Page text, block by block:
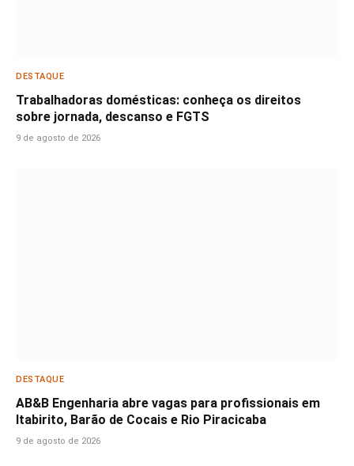
DESTAQUE
Trabalhadoras domésticas: conheça os direitos
sobre jornada, descanso e FGTS
9 de agosto de 2026
DESTAQUE
AB&B Engenharia abre vagas para profissionais em
Itabirito, Barão de Cocais e Rio Piracicaba
9 de agosto de 2026